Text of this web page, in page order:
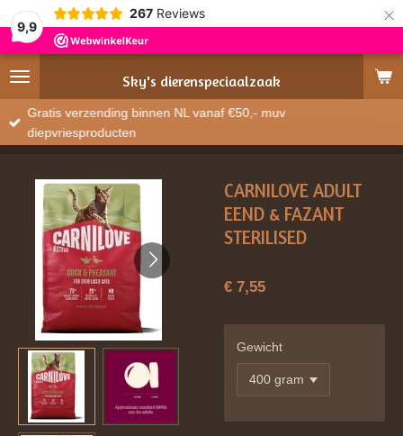
9,9
267 Reviews ×
Sky's dierenspeciaalzaak
Gratis verzending binnen NL vanaf €50,- muv
diepvriesproducten
CARNILOVE ADULT
EEND & FAZANT
STERILISED
€ 7,55
Gewicht